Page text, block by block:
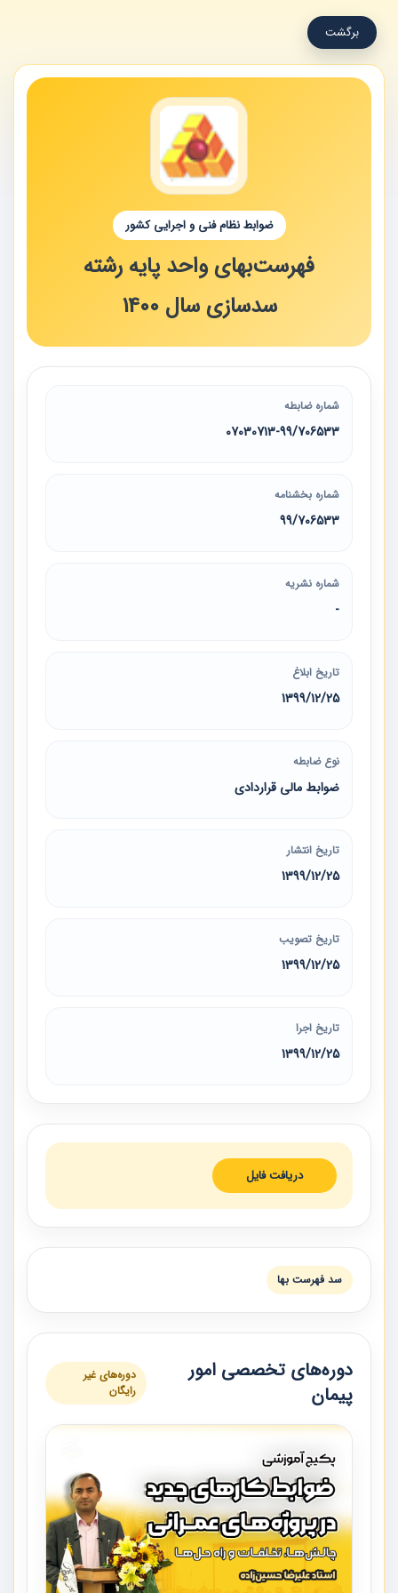
برگشت
ضوابط نظام فنی و اجرایی کشور
فهرست‌بهای واحد پایه رشته
سدسازی سال 1400
شماره ضابطه
07030713-99/706533
شماره بخشنامه
99/706533
شماره نشریه
-
تاریخ ابلاغ
1399/12/25
نوع ضابطه
ضوابط مالی قراردادی
تاریخ انتشار
1399/12/25
تاریخ تصویب
1399/12/25
تاریخ اجرا
1399/12/25
دریافت فایل
سد فهرست بها
دوره‌های تخصصی امور
پیمان
دوره‌های غیر
رایگان